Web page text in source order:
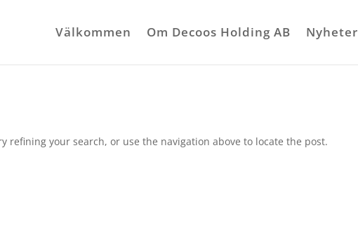
Välkommen Om Decoos Holding AB Nyheter
refining your search, or use the navigation above to locate the post.